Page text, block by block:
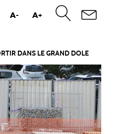
A- A+
DANS LE GRAND DOLE